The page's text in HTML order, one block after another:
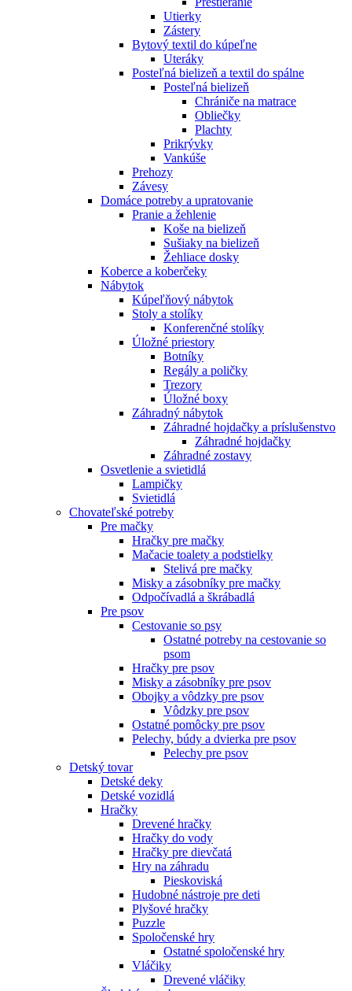
Utierky
Zástery
Bytový textil do kúpeľne
Uteráky
Posteľná bielizeň a textil do spálne
Posteľná bielizeň
Chrániče na matrace
Obliečky
Plachty
Prikrývky
Vankúše
Prehozy
Závesy
Domáce potreby a upratovanie
Pranie a žehlenie
Koše na bielizeň
Sušiaky na bielizeň
Žehliace dosky
Koberce a koberčeky
Nábytok
Kúpeľňový nábytok
Stoly a stolíky
Konferenčné stolíky
Úložné priestory
Botníky
Regály a poličky
Trezory
Úložné boxy
Záhradný nábytok
Záhradné hojdačky a príslušenstvo
Záhradné hojdačky
Záhradné zostavy
Osvetlenie a svietidlá
Lampičky
Svietidlá
Chovateľské potreby
Pre mačky
Hračky pre mačky
Mačacie toalety a podstielky
Stelivá pre mačky
Misky a zásobníky pre mačky
Odpočívadlá a škrábadlá
Pre psov
Cestovanie so psy
Ostatné potreby na cestovanie so
psom
Hračky pre psov
Misky a zásobníky pre psov
Obojky a vôdzky pre psov
Vôdzky pre psov
Ostatné pomôcky pre psov
Pelechy, búdy a dvierka pre psov
Pelechy pre psov
Detský tovar
Detské deky
Detské vozidlá
Hračky
Drevené hračky
Hračky do vody
Hračky pre dievčatá
Hry na záhradu
Pieskoviská
Hudobné nástroje pre deti
Plyšové hračky
Puzzle
Spoločenské hry
Ostatné spoločenské hry
Vláčiky
Drevené vláčiky